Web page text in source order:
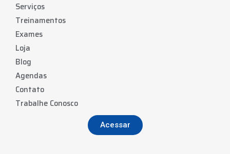
Serviços
Treinamentos
Exames
Loja
Blog
Agendas
Contato
Trabalhe Conosco
Acessar